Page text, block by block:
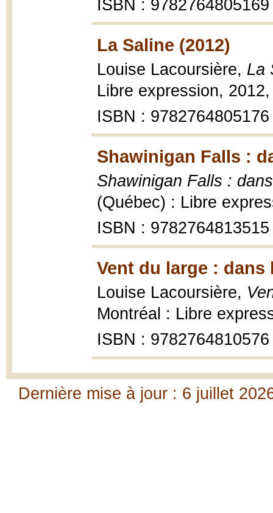
ISBN : 9782764805169
La Saline (2012)
Louise Lacoursière, La
Libre expression,
ISBN : 9782764805176
Shawinigan Falls :
Shawinigan Falls :
(Québec) : Libre
ISBN : 9782764813515
Vent du large : dans
Louise Lacoursière,
Montréal : Libre
ISBN : 9782764810576
Dernière mise à jour : 6 juillet